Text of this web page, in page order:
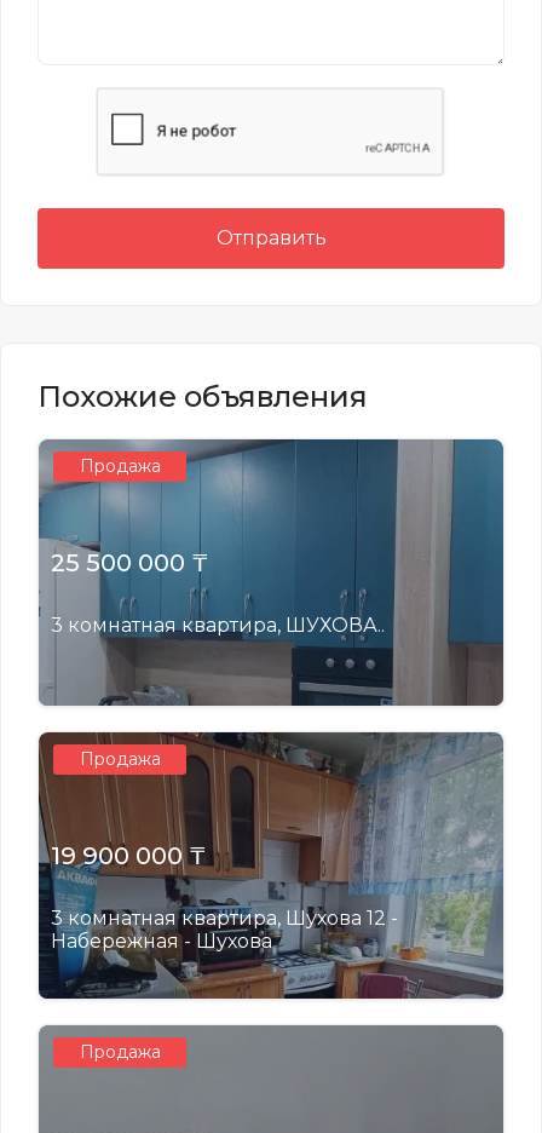
Отправить
Похожие объявления
Продажа
25 500 000 ₸
3 комнатная квартира, ШУХОВА..
Продажа
19 900 000 ₸
3 комнатная квартира, Шухова 12 -
Набережная - Шухова
Продажа